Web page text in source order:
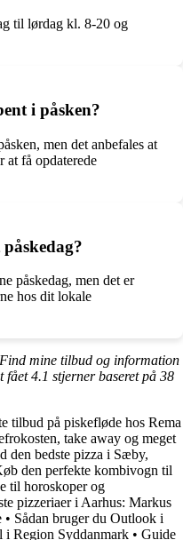
til lørdag kl. 8-20 og
i påsken?
men det anbefales at
at få opdaterede
påskedag, men det er
hos dit lokale
mine tilbud og information
fået4.1 stjerner baseret på 38
tilbud på piskefløde hos Rema
take away og meget
den bedste pizza i Sæby,
den perfekte kombivogn til
til horoskoper og
pizzeriaer i Aarhus: Markus
• Sådan bruger du Outlook i
Region Syddanmark • Guide